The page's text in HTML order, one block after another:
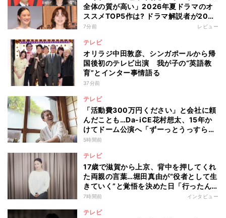
全体の質が高い」2026年夏ドラマのオ
ススメTOP5作は? ドラマ解説者が20作
の傾向を“視聴率無視”で徹底分析
7分前 レビュー
テレビ
オリラジ中田敦彦、シンガポールから帰
国後初のテレビ出演 我が子の“英語教
育”とインター事情語る
37分前
テレビ
「活動費300万円ください」と会社に頼
んだことも…Da-iCE花村想太、15年か
けてドーム公演へ「ずーっとうっすらや
けど右肩上がり続けられていた」
5時間前
テレビ
17歳で滋賀から上京、背中を押してくれ
た両親の言葉…堀田真由が“役者として生
きていく”と覚悟を決めた日「行ったん
やったら、もう帰られへんな」
7時間前 インタビュー
テレビ